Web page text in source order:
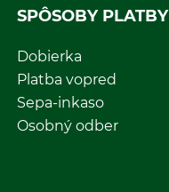
SPÔSOBY PLATBY
Dobierka
Platba vopred
Sepa-inkaso
Osobný odber